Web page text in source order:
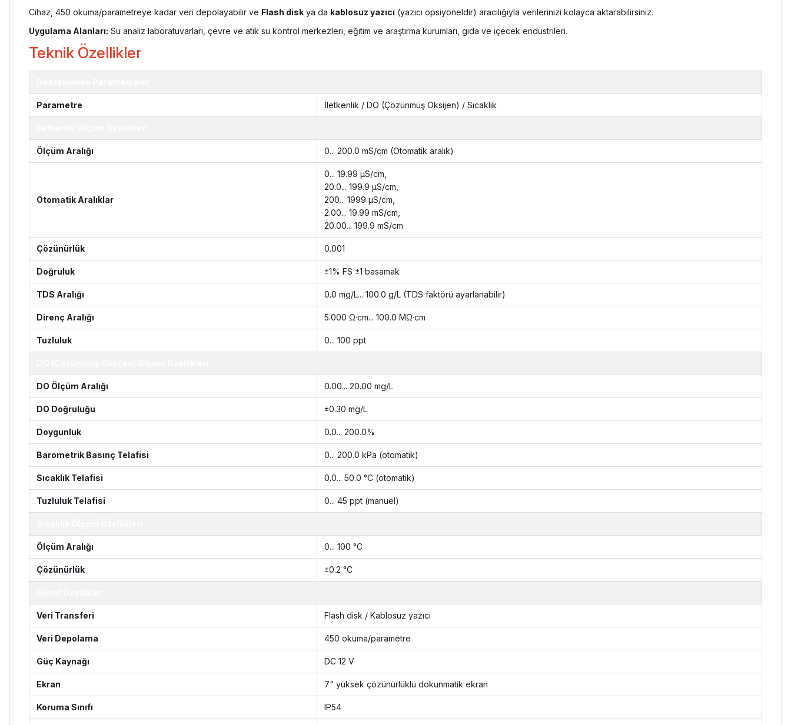
Cihaz, 450 okuma/parametreye kadar veri depolayabilir ve Flash disk ya da kablosuz yazıcı (yazıcı opsiyoneldir) aracılığıyla verilerinizi kolayca aktarabilirsiniz.
Uygulama Alanları: Su analiz laboratuvarları, çevre ve atık su kontrol merkezleri, eğitim ve araştırma kurumları, gıda ve içecek endüstrileri.
Teknik Özellikler
Parametre İletkenlik / DO (Çözünmüş Oksijen) / Sıcaklık
Ölçüm Aralığı 0... 200.0 mS/cm (Otomatik aralık)
Otomatik Aralıklar
0... 19.99 μS/cm,
20.0... 199.9 μS/cm,
200... 1999 μS/cm,
2.00... 19.99 mS/cm,
20.00... 199.9 mS/cm
Çözünürlük 0.001
Doğruluk ±1% FS ±1 basamak
TDS Aralığı 0.0 mg/L... 100.0 g/L (TDS faktörü ayarlanabilir)
Direnç Aralığı 5.000 Ω·cm... 100.0 MΩ·cm
Tuzluluk 0... 100 ppt
DO Ölçüm Aralığı 0.00... 20.00 mg/L
DO Doğruluğu ±0.30 mg/L
Doygunluk 0.0... 200.0%
Barometrik Basınç Telafisi 0... 200.0 kPa (otomatik)
Sıcaklık Telafisi 0.0... 50.0 °C (otomatik)
Tuzluluk Telafisi 0... 45 ppt (manuel)
Ölçüm Aralığı 0... 100 °C
Çözünürlük ±0.2 °C
Veri Transferi Flash disk / Kablosuz yazıcı
Veri Depolama 450 okuma/parametre
Güç Kaynağı DC 12 V
Ekran 7" yüksek çözünürlüklü dokunmatik ekran
Koruma Sınıfı IP54